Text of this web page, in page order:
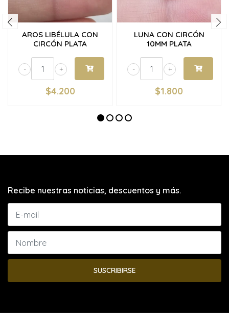
AROS LIBÉLULA CON
CIRCÓN PLATA
+
-
$4.200
LUNA CON CIRCÓN
10MM PLATA
+
-
$1.800
Recibe nuestras noticias, descuentos y más.
SUSCRIBIRSE